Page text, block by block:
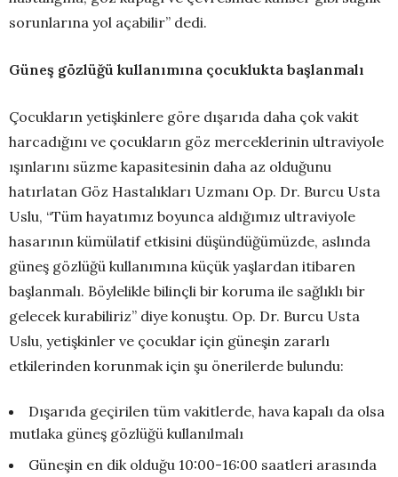
sorunlarına yol açabilir” dedi.
Güneş gözlüğü kullanımına çocuklukta başlanmalı
Çocukların yetişkinlere göre dışarıda daha çok vakit
harcadığını ve çocukların göz merceklerinin ultraviyole
ışınlarını süzme kapasitesinin daha az olduğunu
hatırlatan Göz Hastalıkları Uzmanı Op. Dr. Burcu Usta
Uslu, “Tüm hayatımız boyunca aldığımız ultraviyole
hasarının kümülatif etkisini düşündüğümüzde, aslında
güneş gözlüğü kullanımına küçük yaşlardan itibaren
başlanmalı. Böylelikle bilinçli bir koruma ile sağlıklı bir
gelecek kurabiliriz” diye konuştu. Op. Dr. Burcu Usta
Uslu, yetişkinler ve çocuklar için güneşin zararlı
etkilerinden korunmak için şu önerilerde bulundu:
Dışarıda geçirilen tüm vakitlerde, hava kapalı da olsa
mutlaka güneş gözlüğü kullanılmalı
Güneşin en dik olduğu 10:00-16:00 saatleri arasında